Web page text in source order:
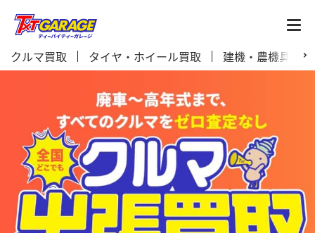
クルマ買取 タイヤ・ホイール買取 建機・農機具買取